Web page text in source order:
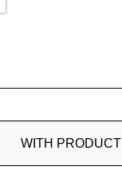
WITH PRODUCT